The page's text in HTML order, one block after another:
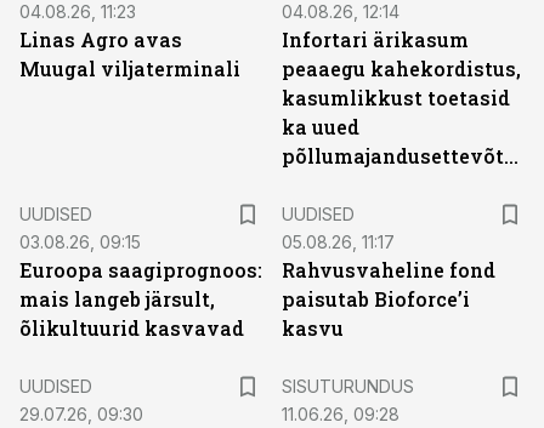
04.08.26, 11:23
Linas Agro avas
Muugal viljaterminali
04.08.26, 12:14
Infortari ärikasum
peaaegu kahekordistus,
kasumlikkust toetasid
ka uued
põllumajandusettevõtted
UUDISED
03.08.26, 09:15
Euroopa saagiprognoos:
mais langeb järsult,
õlikultuurid kasvavad
UUDISED
05.08.26, 11:17
Rahvusvaheline fond
paisutab Bioforce’i
kasvu
UUDISED
29.07.26, 09:30
SISUTURUNDUS
11.06.26, 09:28